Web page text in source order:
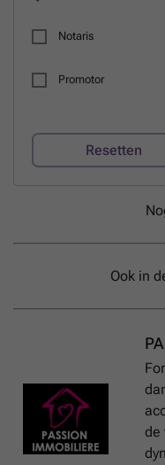
Notaris
Promotor
Resetten
Ook in
de